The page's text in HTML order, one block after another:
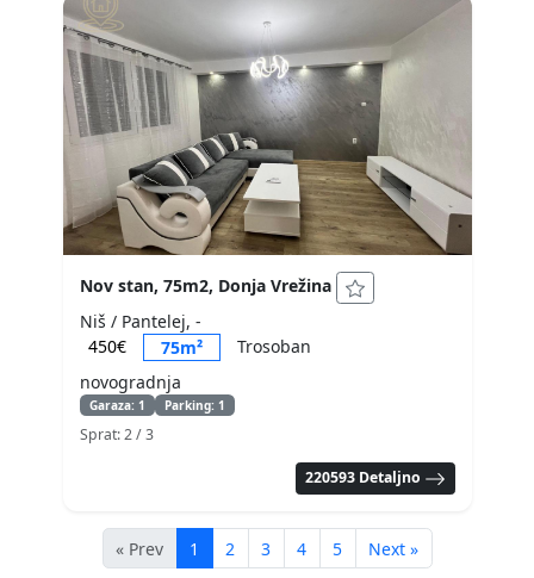
Nov stan, 75m2, Donja Vrežina
Niš / Pantelej, -
450€
75m²
Trosoban
novogradnja
Garaza: 1 Parking: 1
Sprat: 2 / 3
220593 Detaljno
« Prev 1 2 3 4 5 Next »